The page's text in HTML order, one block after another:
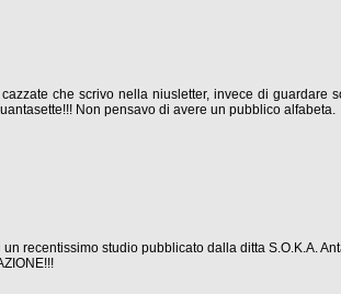
che scrivo nella niusletter, invece di guardare
Non pensavo di avere un pubblico alfabeta.
recentissimo studio pubblicato dalla ditta S.O.K.A.